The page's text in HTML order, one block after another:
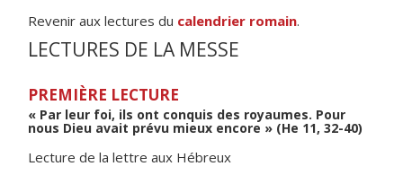
Revenir aux lectures du calendrier romain.
LECTURES DE LA MESSE
PREMIÈRE LECTURE
« Par leur foi, ils ont conquis des royaumes. Pour
nous Dieu avait prévu mieux encore » (He 11, 32-40)
Lecture de la lettre aux Hébreux